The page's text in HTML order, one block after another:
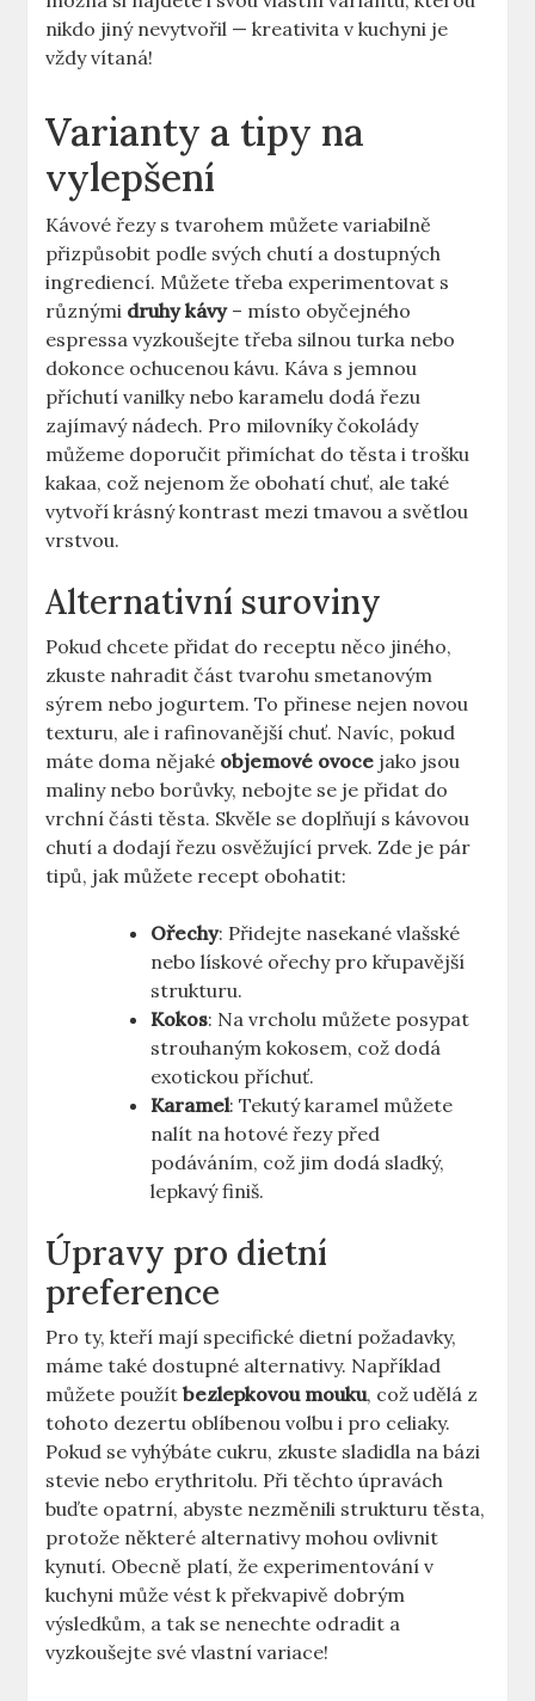
nikdo jiný nevytvořil — kreativita v kuchyni je
vždy vítaná!
Varianty a tipy na
vylepšení
Kávové řezy s tvarohem můžete variabilně
přizpůsobit podle svých chutí a dostupných
ingrediencí. Můžete třeba experimentovat s
různými druhy kávy– místo obyčejného
espressa vyzkoušejte třeba silnou turka nebo
dokonce ochucenou kávu. Káva s jemnou
příchutí vanilky nebo karamelu dodá řezu
zajímavý nádech. Pro milovníky čokolády
můžeme doporučit přimíchat do těsta i trošku
kakaa, což nejenom že obohatí chuť, ale také
vytvoří krásný kontrast mezi tmavou a světlou
vrstvou.
Alternativní suroviny
Pokud chcete přidat do receptu něco jiného,
zkuste nahradit část tvarohu smetanovým
sýrem nebo jogurtem. To přinese nejen novou
texturu, ale i rafinovanější chuť. Navíc, pokud
máte doma nějaké objemové ovoce jako jsou
maliny nebo borůvky, nebojte se je přidat do
vrchní části těsta. Skvěle se doplňují s kávovou
chutí a dodají řezu osvěžující prvek. Zde je pár
tipů, jak můžete recept obohatit:
Ořechy: Přidejte nasekané vlašské
nebo lískové ořechy pro křupavější
strukturu.
Kokos: Na vrcholu můžete posypat
strouhaným kokosem, což dodá
exotickou příchuť.
Karamel: Tekutý karamel můžete
nalít na hotové řezy před
podáváním, což jim dodá sladký,
lepkavý finiš.
Úpravy pro dietní
preference
Pro ty, kteří mají specifické dietní požadavky,
máme také dostupné alternativy. Například
můžete použítbezlepkovou mouku, což udělá z
tohoto dezertu oblíbenou volbu i pro celiaky.
Pokud se vyhýbáte cukru, zkuste sladidla na bázi
stevie nebo erythritolu. Při těchto úpravách
buďte opatrní, abyste nezměnili strukturu těsta,
protože některé alternativy mohou ovlivnit
kynutí. Obecně platí, že experimentování v
kuchyni může vést k překvapivě dobrým
výsledkům, a tak se nenechte odradit a
vyzkoušejte své vlastní variace!